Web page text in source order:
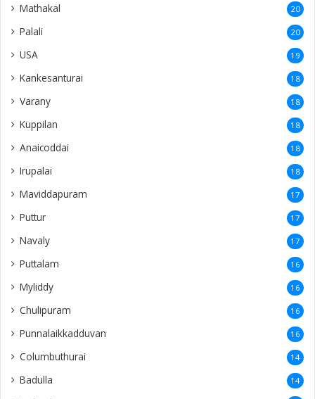
Mathakal 20
Palali 20
USA 19
Kankesanturai 18
Varany 18
Kuppilan 18
Anaicoddai 18
Irupalai 18
Maviddapuram 17
Puttur 17
Navaly 17
Puttalam 16
Myliddy 16
Chulipuram 16
Punnalaikkadduvan 16
Columbuthurai 14
Badulla 14